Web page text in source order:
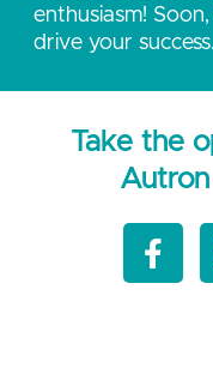
enthusiasm!
drive your success.
Take the